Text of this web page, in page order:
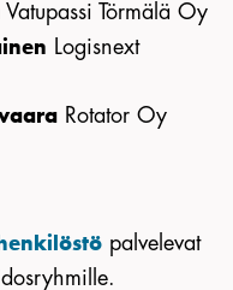
Vatupassi Törmälä Oy
Logisnext
Rotator Oy
henkilöstö palvelevat